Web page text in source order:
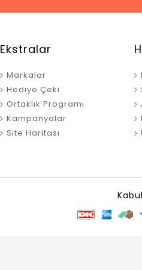
Ekstralar
Markalar
Hediye Çeki
Ortaklık Programı
Kampanyalar
Site Haritası